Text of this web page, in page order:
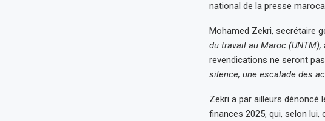
national de la presse
Mohamed Zekri, secrétaire
du travail au Maroc (UNTM),
revendications ne seront
silence, une escalade des
Zekri a par ailleurs dénoncé
finances 2025, qui, selon